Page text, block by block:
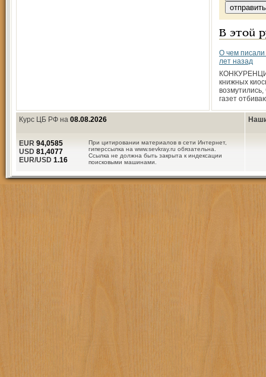
В этой
О чем
лет назад
книжных
возмутились,
газет
Курс ЦБ РФ на 08.08.2026
При цитировании материалов в сети Интернет,
гиперссылка на www.sevkray.ru обязательна.
Ссылка не должна быть закрыта к индексации
поисковыми машинами.
EUR 94,0585
USD 81,4077
EUR/USD 1.16